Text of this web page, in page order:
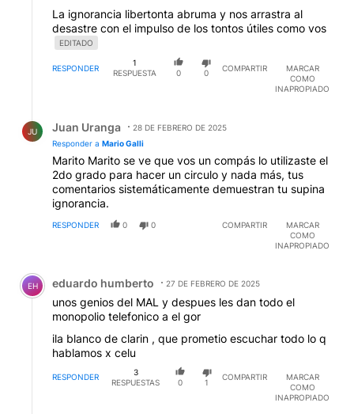
La ignorancia libertonta abruma y nos arrastra al
desastre con el impulso de los tontos útiles como vos
EDITADO
RESPONDER
1
RESPUESTA
0 0
COMPARTIR
MARCAR
COMO
INAPROPIADO
JU Juan Uranga
28 DE FEBRERO DE 2025
Responder a Mario Galli
Marito Marito se ve que vos un compás lo utilizaste el
2do grado para hacer un circulo y nada más, tus
comentarios sistemáticamente demuestran tu supina
ignorancia.
RESPONDER 0 0 COMPARTIR
MARCAR
COMO
INAPROPIADO
Comentario de eduardo humberto.
EH eduardo humberto 27 DE FEBRERO DE 2025
unos genios del MAL y despues les dan todo el
monopolio telefonico a el gor
ila blanco de clarin , que prometio escuchar todo lo q
hablamos x celu
RESPONDER
3
RESPUESTAS
0 1
COMPARTIR
MARCAR
COMO
INAPROPIADO